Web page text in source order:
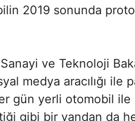
2019 sonunda
ve Teknoloji
medya aracılığı ile
gün yerli otomobil ile
gibi bir yandan da